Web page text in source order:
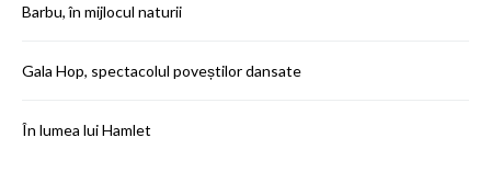
Barbu, în mijlocul naturii
Gala Hop, spectacolul poveștilor dansate
În lumea lui Hamlet